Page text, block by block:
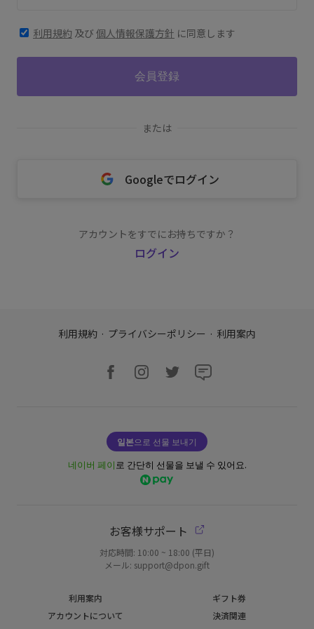
利用規約 及び個人情報保護方針 に同意します
会員登録
または
Googleでログイン
アカウントをすでにお持ちですか？
ログイン
利用規約 · プライバシーポリシー · 利用案内
일본으로 선물 보내기
네이버 페이로 간단히 선물을 보낼 수 있어요.
お客様サポート
対応時間: 10:00 ~ 18:00 (平日)
メール: support@dpon.gift
利用案内
ギフト券
アカウントについて
決済関連